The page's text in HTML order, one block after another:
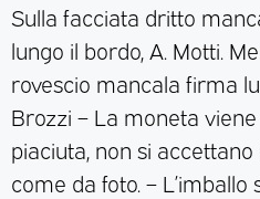
Sulla facciata dritto
lungo il bordo, A. Motti.
rovescio mancala firma
Brozzi – La moneta
piaciuta, non si
come da foto. –